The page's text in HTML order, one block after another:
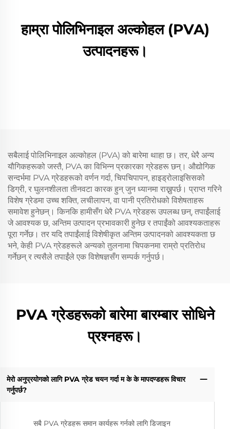
हाम्रा पोलिभिनाइल अल्कोहल (PVA)
उत्पादनहरू।
सबैलाई पोलिभिनाइल अल्कोहल (PVA) को बारेमा थाहा छ। तर, धेरै अन्य
यौगिकहरूको जस्तै, PVA का विभिन्न प्रकारका ग्रेडहरू छन्। औद्योगिक
सन्दर्भमा PVA ग्रेडहरूको वर्णन गर्दा, चिपचिपापन, हाइड्रोलाइसिसको
डिग्री, र घुलनशीलता तीनवटा कारक हुन् जुन ध्यानमा राख्नुपर्छ। प्राप्त गरिने
विशेष ग्रेडमा उच्च शक्ति, लचीलापन, वा पानी प्रतिरोधको विशेषताहरू
समावेश हुनेछन्। किनकि हामीसँग धेरै PVA ग्रेडहरू उपलब्ध छन्, तपाईंलाई
जे आवश्यक छ, अन्तिम उत्पादन प्रभावकारी हुनेछ र तपाईंको आवश्यकताहरू
पूरा गर्नेछ। तर यदि तपाईंलाई विशेषीकृत अन्तिम उत्पादनको आवश्यकता छ
भने, केही PVA ग्रेडहरूले अन्यको तुलनामा चिपकनमा राम्रो प्रतिरोध
गर्नेछन् र त्यसैले तपाईंले एक विशेषज्ञसँग सम्पर्क गर्नुपर्छ।
PVA ग्रेडहरूको बारेमा बारम्बार सोधिने
प्रश्नहरू।
मेरो अनुप्रयोगको लागि PVA ग्रेड चयन गर्दा म के के मापदण्डहरू विचार
गर्नुपर्छ?
सबै PVA ग्रेडहरू समान कार्यहरू गर्नको लागि डिजाइन